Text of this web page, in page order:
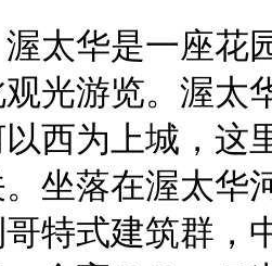
太华是一座花
观光游览。渥太
西为上城，这
。坐落在渥太华
特式建筑群，